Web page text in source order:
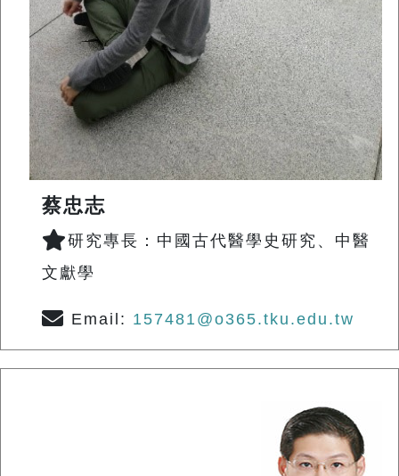
蔡忠志
研究專長：中國古代醫學史研究、中醫
文獻學
Email: 157481@o365.tku.edu.tw